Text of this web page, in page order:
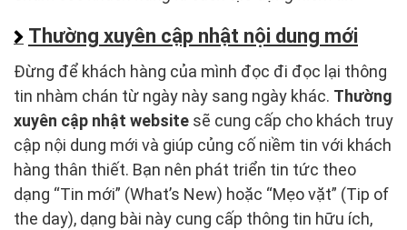
Thường xuyên cập nhật nội dung mới
Đừng để khách hàng của mình đọc đi đọc lại thông
tin nhàm chán từ ngày này sang ngày khác. Thường
xuyên cập nhật website sẽ cung cấp cho khách truy
cập nội dung mới và giúp củng cố niềm tin với khách
hàng thân thiết. Bạn nên phát triển tin tức theo
dạng “Tin mới” (What’s New) hoặc “Mẹo vặt” (Tip of
the day), dạng bài này cung cấp thông tin hữu ích,